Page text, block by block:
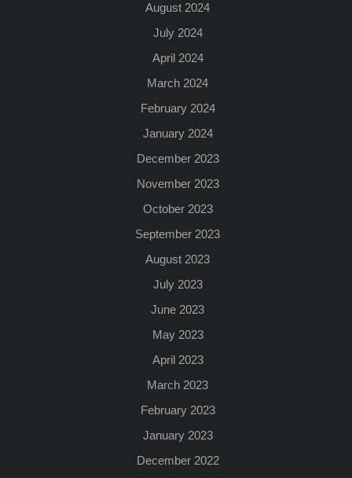
August 2024
July 2024
April 2024
March 2024
February 2024
January 2024
December 2023
November 2023
October 2023
September 2023
August 2023
July 2023
June 2023
May 2023
April 2023
March 2023
February 2023
January 2023
December 2022